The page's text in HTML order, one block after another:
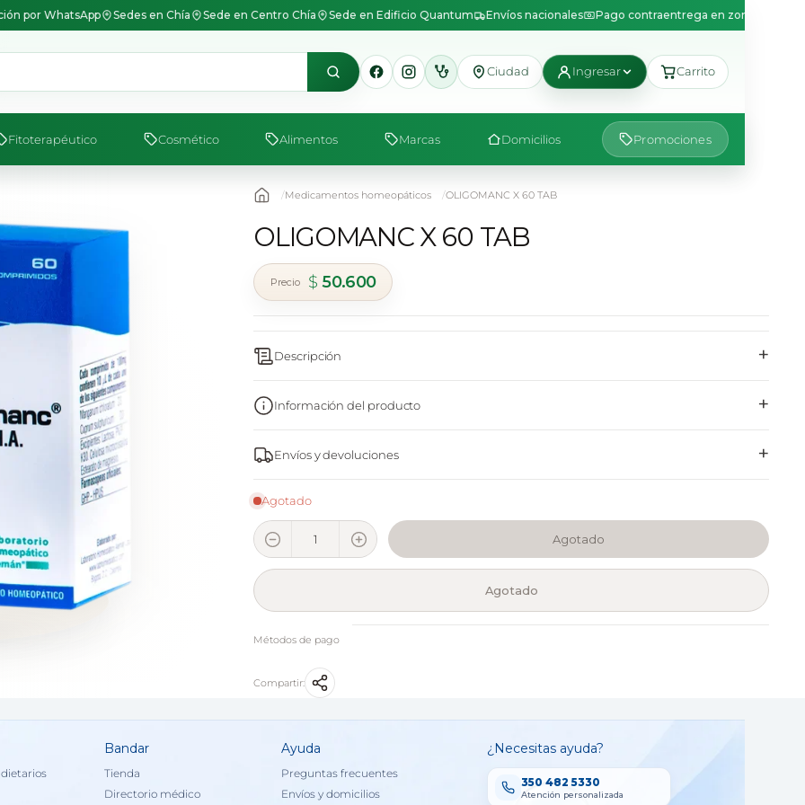
por WhatsApp Sedes en Chía Sede en Centro Chía Sede en Edificio Quantum Envíos nacionales Pago contraentrega en zonas
Ciudad Ingresar Carrito
Fitoterapéutico Cosmético Alimentos Marcas Domicilios Promociones
Medicamentos homeopáticos OLIGOMANC X 60 TAB
OLIGOMANC X 60 TAB
$ 50.600
Descripción +
Información del producto +
Envíos y devoluciones +
Agotado
Agotado
Agotado
Métodos de pago
Compartir:
Bandar
Tienda
Directorio médico
Ayuda
Preguntas frecuentes
Envíos y domicilios
¿Necesitas ayuda?
350 482 5330
Atención personalizada